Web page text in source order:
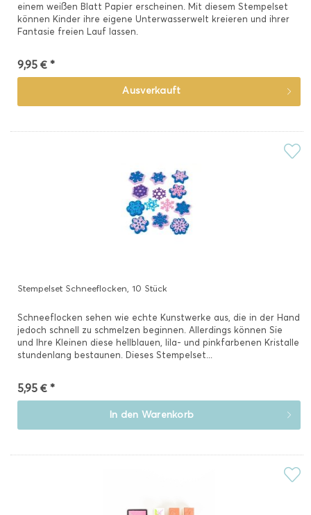
einem weißen Blatt Papier erscheinen. Mit diesem Stempelset
können Kinder ihre eigene Unterwasserwelt kreieren und ihrer
Fantasie freien Lauf lassen.
9,95 € *
Ausverkauft
Stempelset Schneeflocken, 10 Stück
Schneeflocken sehen wie echte Kunstwerke aus, die in der Hand
jedoch schnell zu schmelzen beginnen. Allerdings können Sie
und Ihre Kleinen diese hellblauen, lila- und pinkfarbenen Kristalle
stundenlang bestaunen. Dieses Stempelset...
5,95 € *
In den Warenkorb